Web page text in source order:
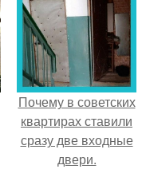
Почему в советских
квартирах ставили
сразу две входные
двери.